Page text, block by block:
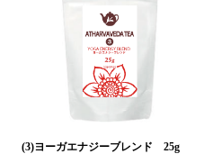
(3)ヨーガエナジーブレンド 25g